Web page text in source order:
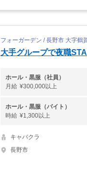
フォーガーデン / 長野市 大字鶴
大手グループで夜職
ホール・黒服（社員）
月給 ¥300,000以上
ホール・黒服（バイト）
時給 ¥1,300以上
キャバクラ
長野市